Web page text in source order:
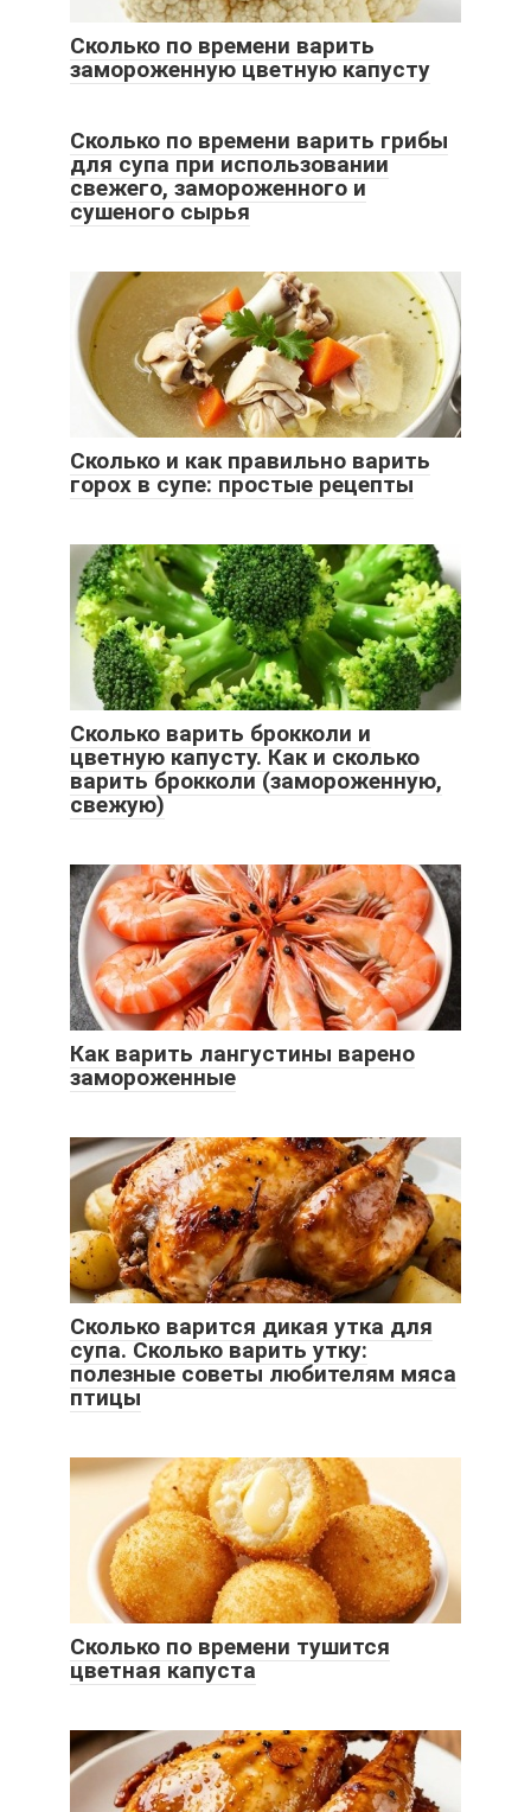
Сколько по времени варить
замороженную цветную капусту
Сколько по времени варить грибы
для супа при использовании
свежего, замороженного и
сушеного сырья
Сколько и как правильно варить
горох в супе: простые рецепты
Сколько варить брокколи и
цветную капусту. Как и сколько
варить брокколи (замороженную,
свежую)
Как варить лангустины варено
замороженные
Сколько варится дикая утка для
супа. Сколько варить утку:
полезные советы любителям мяса
птицы
Сколько по времени тушится
цветная капуста